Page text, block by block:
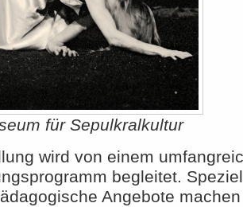
für Sepulkralkultur
wird von einem
begleitet.
Angebote